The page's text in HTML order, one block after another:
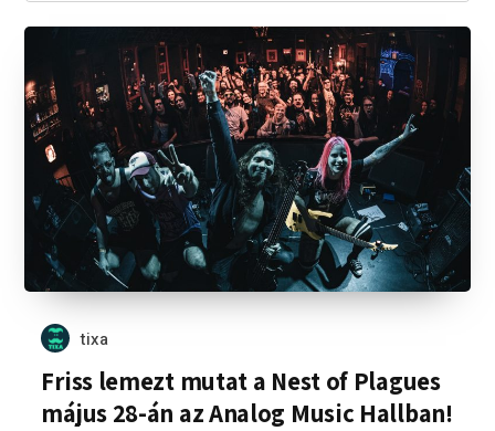
tixa
Friss lemezt mutat a Nest of Plagues
május 28-án az Analog Music Hallban!